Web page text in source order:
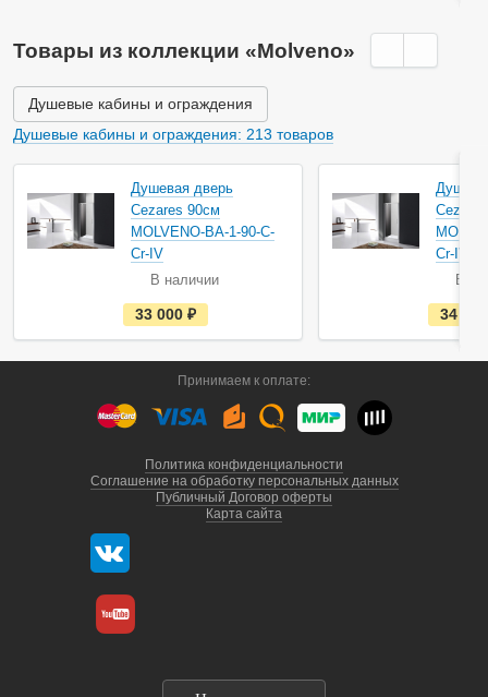
и
ч
и
Товары из коллекции «Molveno»
Душевые кабины и ограждения
Душевые кабины и ограждения: 213 товаров
Душевая дверь
Cezares 90см
MOLVENO-BA-1-90-C-
Cr-IV
В наличии
е
с
т
н
л
и
и
и
33 000
Cr-IV
В
34
Принимаем к оплате:
Политика конфиденциальности
Соглашение на обработку персональных данных
Публичный Договор оферты
Карта сайта